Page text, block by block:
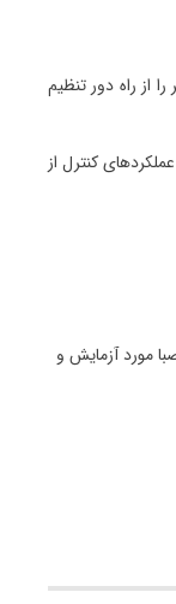
از راه دور تنظیم
کنترل از
مورد آزمایش و